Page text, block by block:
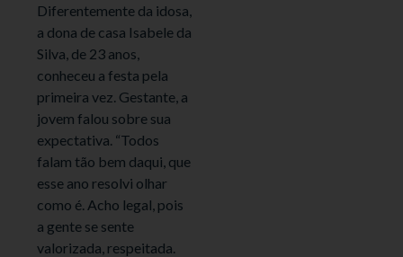
Diferentemente da idosa,
a dona de casa Isabele da
Silva, de 23 anos,
conheceu a festa pela
primeira vez. Gestante, a
jovem falou sobre sua
expectativa. “Todos
falam tão bem daqui, que
esse ano resolvi olhar
como é. Acho legal, pois
a gente se sente
valorizada, respeitada.